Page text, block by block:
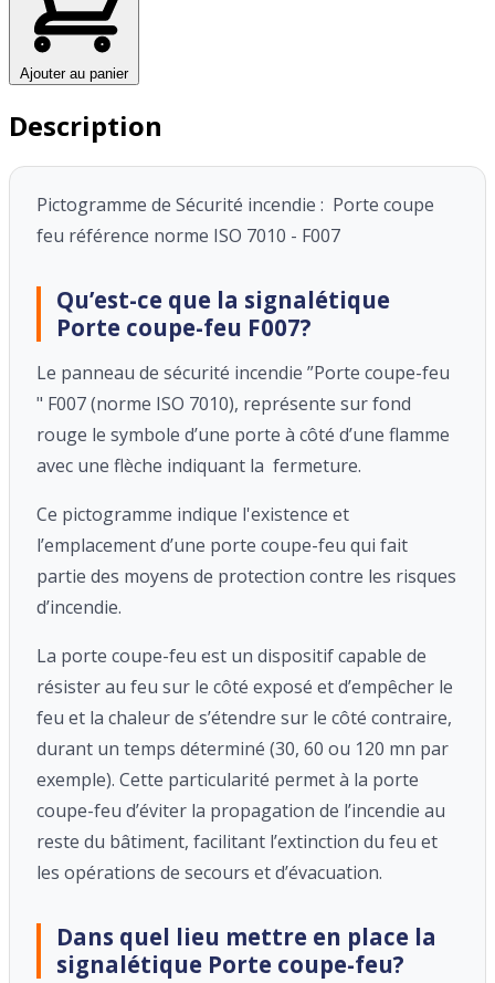
Ajouter au panier
Description
Pictogramme de Sécurité incendie : Porte coupe
feu référence norme ISO 7010 - F007
Qu’est-ce que la signalétique
Porte coupe-feu F007?
Le panneau de sécurité incendie ”Porte coupe-feu
" F007 (norme ISO 7010), représente sur fond
rouge le symbole d’une porte à côté d’une flamme
avec une flèche indiquant la fermeture.
Ce pictogramme indique l'existence et
l’emplacement d’une porte coupe-feu qui fait
partie des moyens de protection contre les risques
d’incendie.
La porte coupe-feu est un dispositif capable de
résister au feu sur le côté exposé et d’empêcher le
feu et la chaleur de s’étendre sur le côté contraire,
durant un temps déterminé (30, 60 ou 120 mn par
exemple). Cette particularité permet à la porte
coupe-feu d’éviter la propagation de l’incendie au
reste du bâtiment, facilitant l’extinction du feu et
les opérations de secours et d’évacuation.
Dans quel lieu mettre en place la
signalétique Porte coupe-feu?